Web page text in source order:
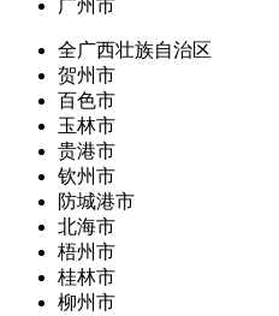
广州市
全广西壮族自治区
贺州市
百色市
玉林市
贵港市
钦州市
防城港市
北海市
梧州市
桂林市
柳州市